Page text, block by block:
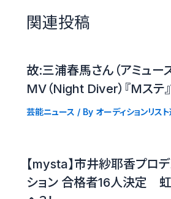
関連投稿
故:三浦春馬さん（アミュー
MV（Night Diver）『Mステ
芸能ニュース / By オーディションリス
【mysta】市井紗耶香プロ
ション 合格者16人決定